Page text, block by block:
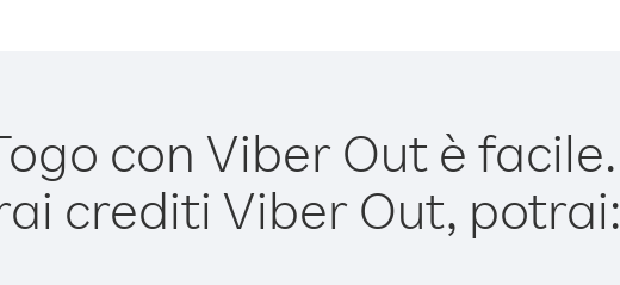
con Viber Out è facile.
crediti Viber Out, potrai: